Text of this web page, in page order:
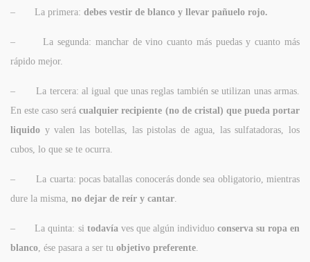
– La primera: debes vestir de blanco y llevar pañuelo rojo.
– La segunda: manchar de vino cuanto más puedas y cuanto más
rápido mejor.
– La tercera: al igual que unas reglas también se utilizan unas armas.
En este caso serácualquier recipiente (no de cristal) que pueda portar
liquido y valen las botellas, las pistolas de agua, las sulfatadoras, los
cubos, lo que se te ocurra.
– La cuarta: pocas batallas conocerás donde sea obligatorio, mientras
dure la misma, no dejar de reír y cantar.
– La quinta: si todavíaves que algún individuo conserva su ropa en
blanco, ése pasara a ser tu objetivo preferente.